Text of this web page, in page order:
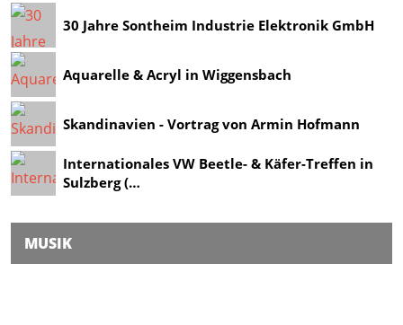
30 Jahre Sontheim Industrie Elektronik GmbH
Aquarelle & Acryl in Wiggensbach
Skandinavien - Vortrag von Armin Hofmann
Internationales VW Beetle- & Käfer-Treffen in
Sulzberg (…
MUSIK